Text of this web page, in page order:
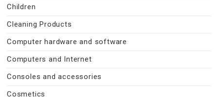
Children
Cleaning Products
Computer hardware and software
Computers and Internet
Consoles and accessories
Cosmetics